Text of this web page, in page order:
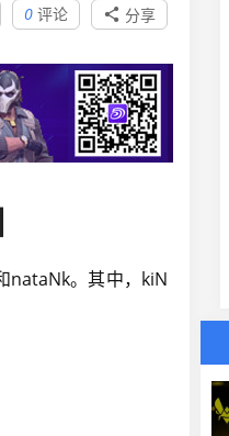
 分享
0 评论
nataNk。其中，kiN